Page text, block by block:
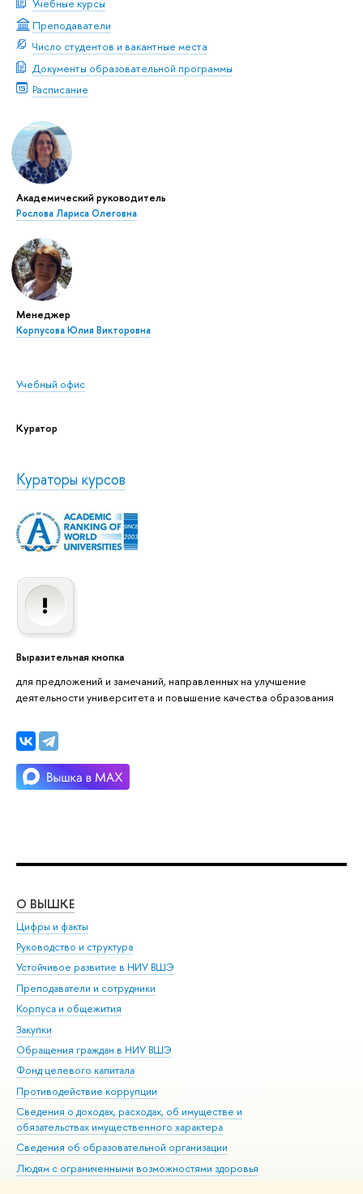
Учебные курсы
Преподаватели
Число студентов и вакантные места
Документы образовательной программы
Расписание
Академический руководитель
Рослова Лариса Олеговна
Менеджер
Корпусова Юлия Викторовна
Учебный офис
Куратор
Кураторы курсов
Выразительная кнопка
для предложений и замечаний, направленных на улучшение
деятельности университета и повышение качества образования
О ВЫШКЕ
Цифры и факты
Руководство и структура
Устойчивое развитие в НИУ ВШЭ
Преподаватели и сотрудники
Корпуса и общежития
Закупки
Обращения граждан в НИУ ВШЭ
Фонд целевого капитала
Противодействие коррупции
Сведения о доходах, расходах, об имуществе и
обязательствах имущественного характера
Сведения об образовательной организации
Людям с ограниченными возможностями здоровья